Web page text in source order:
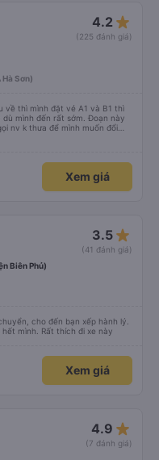
4.2 star_rate
(225 đánh giá)
Hà Sơn)
về thì mình đặt vé A1 và B1 thì
dù mình đến rất sớm. Đoạn này
nv k thưa để mình muốn đổi
của hãng này đi rất thích,
Xem giá
3.5 star_rate
(41 đánh giá)
Biên Phủ)
cho đến bạn xếp hành lý.
mình. Rất thích đi xe này
Xem giá
4.9 star_rate
(7 đánh giá)